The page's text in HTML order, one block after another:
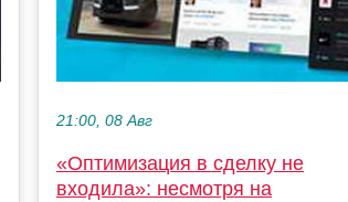
21:00, 08 Авг
«Оптимизация в сделку не
входила»: несмотря на